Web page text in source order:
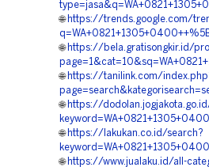
🌐 https://trends.google.com/
🌐 https://bela.gratisongkir.id/
🌐 https://tanilink.com/
🌐 https://
🌐 https://lakukan.co.id/search?
🌐 https://www.jualaku.id/all-